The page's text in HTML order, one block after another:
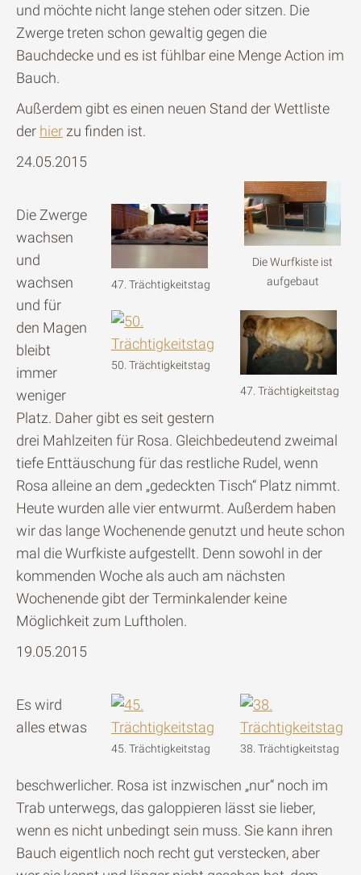
und möchte nicht lange stehen oder sitzen. Die
Zwerge treten schon gewaltig gegen die
Bauchdecke und es ist fühlbar eine Menge Action im
Bauch.
Außerdem gibt es einen neuen Stand der Wettliste
der hier zu finden ist.
24.05.2015
Die Wurfkiste ist
aufgebaut
47. Trächtigkeitstag
47. Trächtigkeitstag
50. Trächtigkeitstag
Die Zwerge
wachsen
und
wachsen
und für
den Magen
bleibt
immer
weniger
Platz. Daher gibt es seit gestern
drei Mahlzeiten für Rosa. Gleichbedeutend zweimal
tiefe Enttäuschung für das restliche Rudel, wenn
Rosa alleine an dem „gedeckten Tisch“ Platz nimmt.
Heute wurden alle vier entwurmt. Außerdem haben
wir das lange Wochenende genutzt und heute schon
mal die Wurfkiste aufgestellt. Denn sowohl in der
kommenden Woche als auch am nächsten
Wochenende gibt der Terminkalender keine
Möglichkeit zum Luftholen.
19.05.2015
38. Trächtigkeitstag
45. Trächtigkeitstag
Es wird
alles etwas
beschwerlicher. Rosa ist inzwischen „nur“ noch im
Trab unterwegs, das galoppieren lässt sie lieber,
wenn es nicht unbedingt sein muss. Sie kann ihren
Bauch eigentlich noch recht gut verstecken, aber